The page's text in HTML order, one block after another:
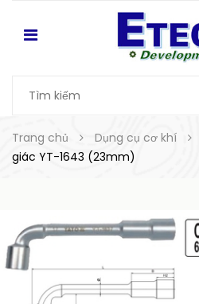
Trang chủ Dụng cụ cơ khí
giác YT-1643 (23mm)